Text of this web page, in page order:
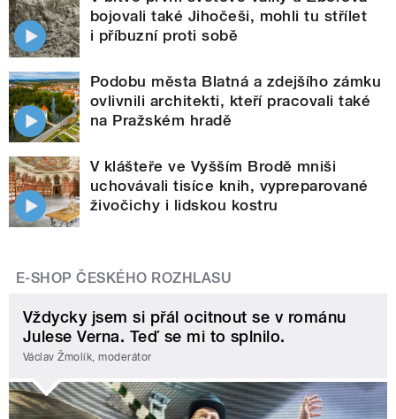
bojovali také Jihočeši, mohli tu střílet
i příbuzní proti sobě
Podobu města Blatná a zdejšího zámku
ovlivnili architekti, kteří pracovali také
na Pražském hradě
V klášteře ve Vyšším Brodě mniši
uchovávali tisíce knih, vypreparované
živočichy i lidskou kostru
E-SHOP ČESKÉHO ROZHLASU
Vždycky jsem si přál ocitnout se v románu
Julese Verna. Teď se mi to splnilo.
Václav Žmolík, moderátor